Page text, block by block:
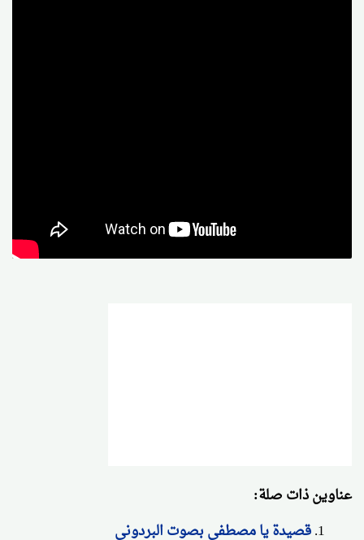
عناوين ذات صلة:
قصيدة يا مصطفى بصوت البردوني